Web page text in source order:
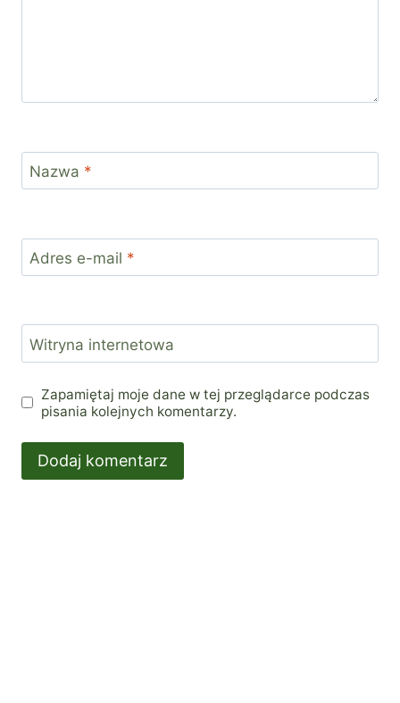
Nazwa *
Adres e-mail *
Witryna internetowa
Zapamiętaj moje dane w tej przeglądarce podczas
pisania kolejnych komentarzy.